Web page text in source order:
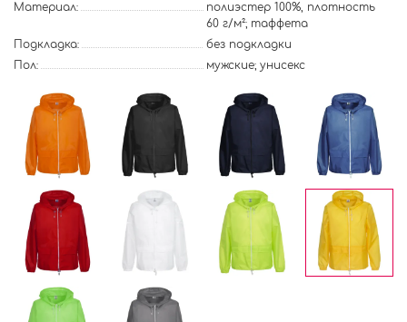
Материал:
полиэстер 100%, плотность
60 г/м²; таффета
Подкладка:
без подкладки
Пол:
мужские; унисекс